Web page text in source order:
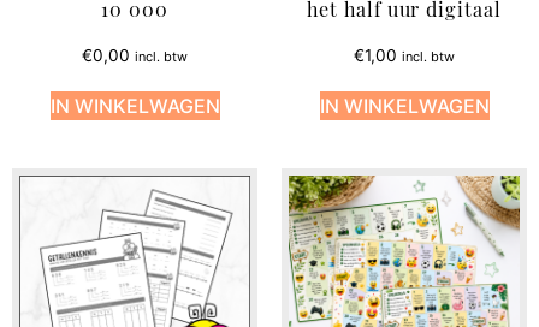
10 000
€0,00 incl. btw
IN WINKELWAGEN
het half uur digitaal
€1,00 incl. btw
IN WINKELWAGEN